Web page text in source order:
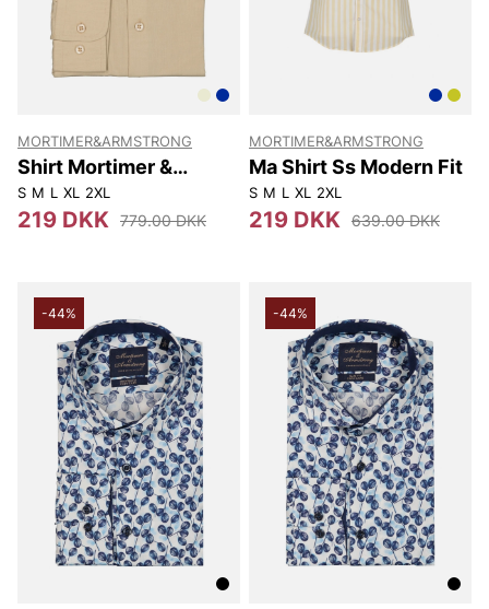
MORTIMER&ARMSTRONG
Shirt Mortimer &
Armstrong
S M L XL 2XL
219 DKK 779.00 DKK
MORTIMER&ARMSTRONG
Ma Shirt Ss Modern Fit
S M L XL 2XL
219 DKK 639.00 DKK
-44% -44%